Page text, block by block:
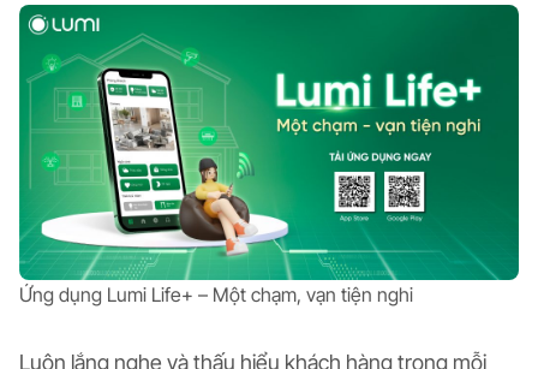
Ứng dụng Lumi Life+ – Một chạm, vạn tiện nghi
Luôn lắng nghe và thấu hiểu khách hàng trong mỗi